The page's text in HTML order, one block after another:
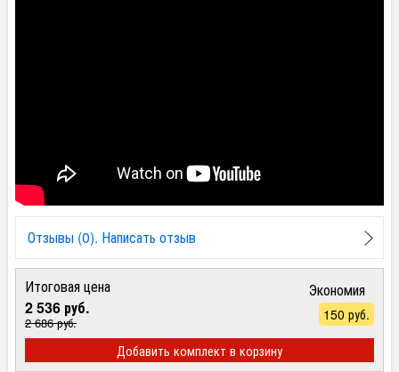
Отзывы (0). Написать отзыв
Итоговая цена
2 536 руб.
2 686 руб.
Экономия
150 руб.
Добавить комплект в корзину